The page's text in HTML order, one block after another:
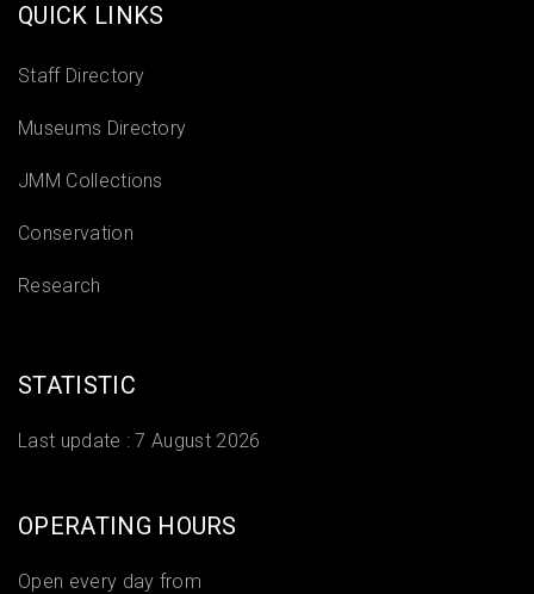
QUICK LINKS
Staff Directory
Museums Directory
JMM Collections
Conservation
Research
STATISTIC
Last update :7 August 2026
OPERATING HOURS
Open every day from